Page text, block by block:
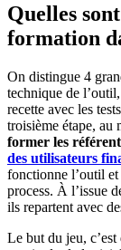
Quelles
formation
On distingue 4
technique de
recette avec les
troisième étape, au
former les
des utilisateurs
fonctionne l’outil
process. À l’issue
ils repartent avec
Le but du jeu, c’est